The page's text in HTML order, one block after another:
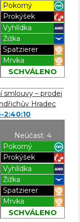
Pokorný
Prokýšek
Vyhlídka
Žižka
Spatzierer
Mrvka
SCHVÁLENO
smlouvy – prodej
Hradec
2:40:10
Neúčast: 4
Pokorný
Prokýšek
Vyhlídka
Žižka
Spatzierer
Mrvka
SCHVÁLENO